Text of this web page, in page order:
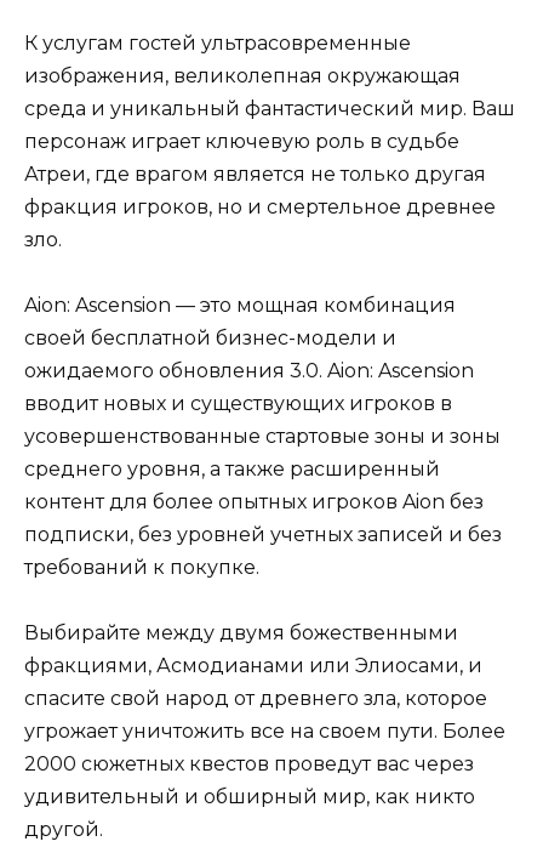
К услугам гостей ультрасовременные
изображения, великолепная окружающая
среда и уникальный фантастический мир. Ваш
персонаж играет ключевую роль в судьбе
Атреи, где врагом является не только другая
фракция игроков, но и смертельное древнее
зло.
Aion: Ascension — это мощная комбинация
своей бесплатной бизнес-модели и
ожидаемого обновления 3.0. Aion: Ascension
вводит новых и существующих игроков в
усовершенствованные стартовые зоны и зоны
среднего уровня, а также расширенный
контент для более опытных игроков Aion без
подписки, без уровней учетных записей и без
требований к покупке.
Выбирайте между двумя божественными
фракциями, Асмодианами или Элиосами, и
спасите свой народ от древнего зла, которое
угрожает уничтожить все на своем пути. Более
2000 сюжетных квестов проведут вас через
удивительный и обширный мир, как никто
другой.